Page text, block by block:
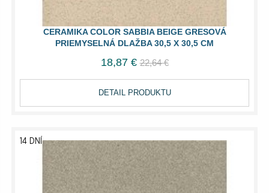
CERAMIKA COLOR SABBIA BEIGE GRESOVÁ
PRIEMYSELNÁ DLAŽBA 30,5 X 30,5 CM
18,87 € 22,64 €
DETAIL PRODUKTU
14 DNÍ